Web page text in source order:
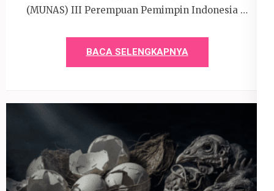
(MUNAS) III Perempuan Pemimpin Indonesia …
BACA SELENGKAPNYA